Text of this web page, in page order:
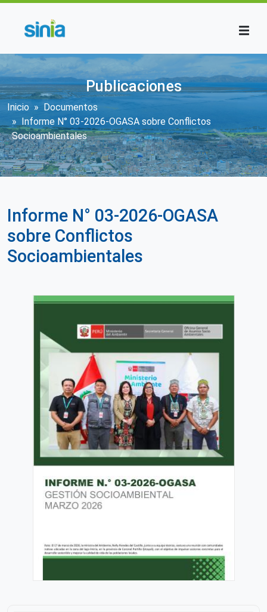
Publicaciones
Sobrescribir enlaces de ayuda a la
Inicio
Documentos
Informe N° 03-2026-OGASA sobre Conflictos
Socioambientales
Informe N° 03-2026-OGASA
sobre Conflictos
Socioambientales